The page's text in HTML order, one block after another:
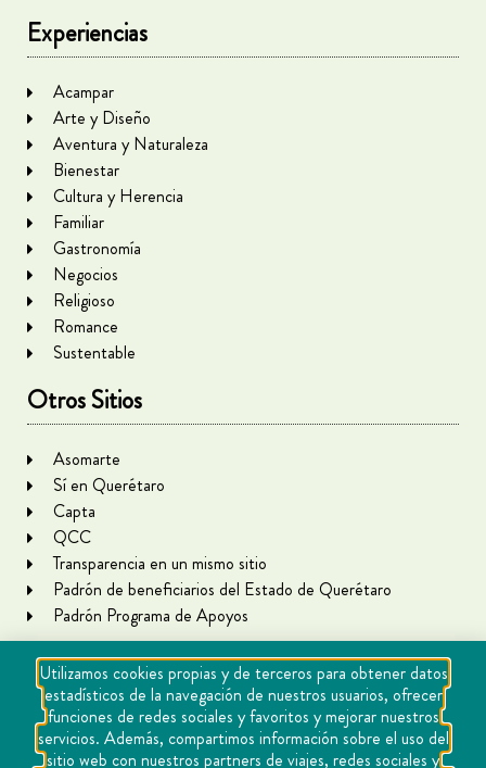
Experiencias
Acampar
Arte y Diseño
Aventura y Naturaleza
Bienestar
Cultura y Herencia
Familiar
Gastronomía
Negocios
Religioso
Romance
Sustentable
Otros Sitios
Asomarte
Sí en Querétaro
Capta
QCC
Transparencia en un mismo sitio
Padrón de beneficiarios del Estado de Querétaro
Padrón Programa de Apoyos
Utilizamos cookies propias y de terceros para obtener datos
estadísticos de la navegación de nuestros usuarios, ofrecer
funciones de redes sociales y favoritos y mejorar nuestros
servicios. Además, compartimos información sobre el uso del
sitio web con nuestros partners de viajes, redes sociales y